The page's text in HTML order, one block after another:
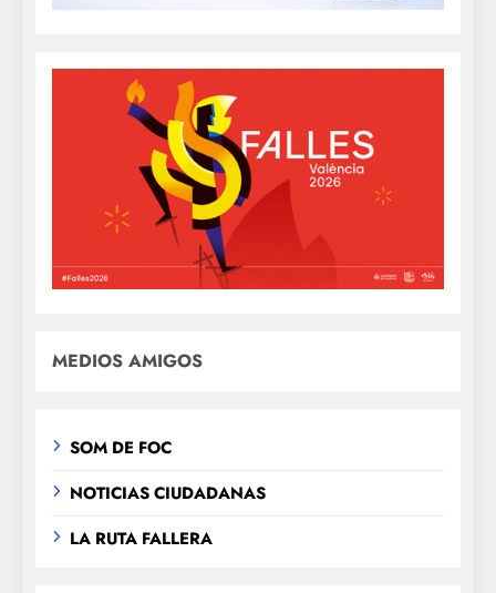
MEDIOS AMIGOS
SOM DE FOC
NOTICIAS CIUDADANAS
LA RUTA FALLERA